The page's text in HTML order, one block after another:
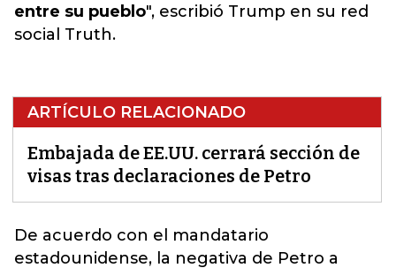
entre su pueblo", escribió Trump en su red
social Truth.
ARTÍCULO RELACIONADO
Embajada de EE.UU. cerrará sección de
visas tras declaraciones de Petro
De acuerdo con el mandatario
estadounidense, la negativa de Petro a